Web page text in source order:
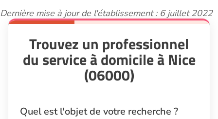
Dernière mise à jour de l'établissement : 6 juillet 2022
Trouvez un professionnel
du service à domicile à Nice
(06000)
Quel est l'objet de votre recherche ?